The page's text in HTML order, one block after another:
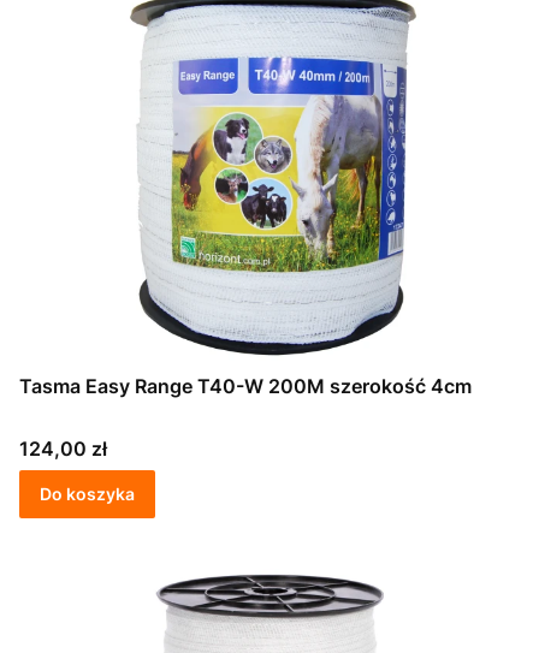
Tasma Easy Range T40-W 200M szerokość 4cm
Cena
124,00 zł
Do koszyka